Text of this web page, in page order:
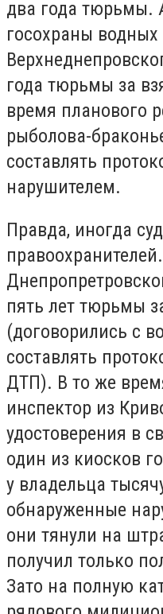
два года тюрьмы.
госохраны водных
года тюрьмы за
время планового
рыболова-
составлять
нарушителем.
Правда, иногда
пять лет тюрьмы
(договорились с
составлять
ДТП). В то же
инспектор из
удостоверения в
один из киосков
у владельца
обнаруженные
они тянули на
получил только
Зато на полную